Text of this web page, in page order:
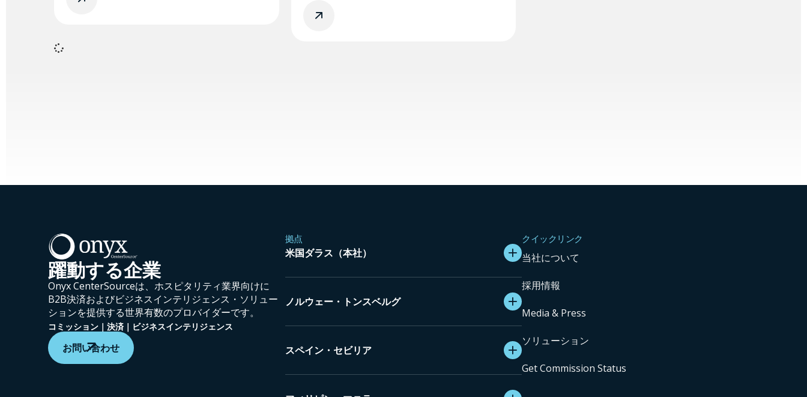
躍動する企業
Onyx CenterSourceは、ホスピタリティ業界向けに
B2B決済およびビジネスインテリジェンス・ソリュー
ションを提供する世界有数のプロバイダーです。
コミッション｜決済｜ビジネスインテリジェンス
お問い合わせ
拠点
米国ダラス（本社）
ノルウェー・トンスベルグ
スペイン・セビリア
クイックリンク
当社について
採用情報
Media & Press
ソリューション
Get Commission Status